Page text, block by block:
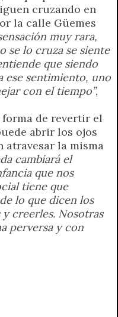
cruzando en
la calle Güemes
muy rara,
se lo cruza se siente
que siendo
ese sentimiento, uno
con el tiempo”,
de revertir el
abrir los ojos
atravesar la misma
cambiará el
que nos
tiene que
lo que dicen los
creerles. Nosotras
perversa y con